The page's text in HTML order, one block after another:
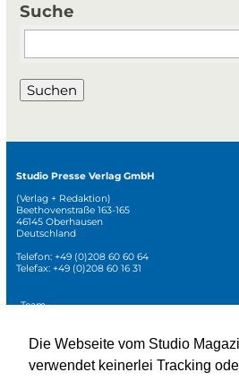
Die Webseite vom Studio
verwendet keinerlei Tracking
Suche
Suchbegriffe
Suchen
Studio Presse Verlag GmbH
(Verlag + Redaktion)
Beethovenstraße 163-165
46145 Oberhausen
Deutschland
Telefon: +49 (0)208 60 60 64
Telefax: +49 (0)208 60 16 31
Navigation
Team
Sonderpublikationen
Impressum